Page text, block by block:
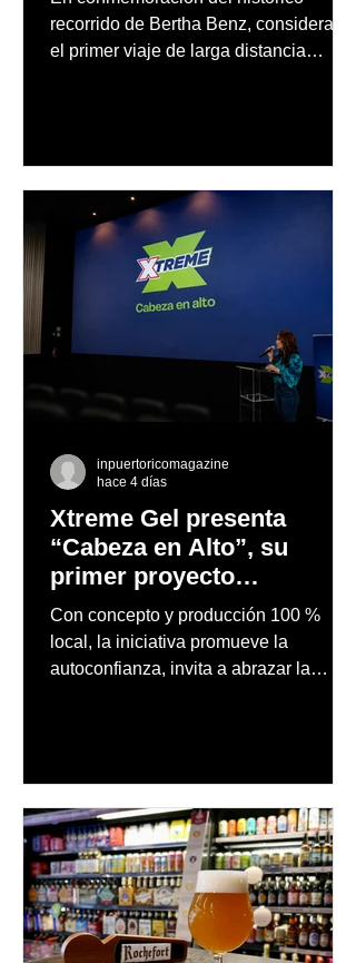
recorrido de Bertha Benz, considerado
el primer viaje de larga distancia
Xtreme Gel presenta
“Cabeza en Alto”, su
primer proyecto
audiovisual concebido y
producido completamente
en Puerto Rico
Con concepto y producción 100 %
local, la iniciativa promueve la
autoconfianza, invita a abrazar la
inpuertoricomagazine
hace 4 días